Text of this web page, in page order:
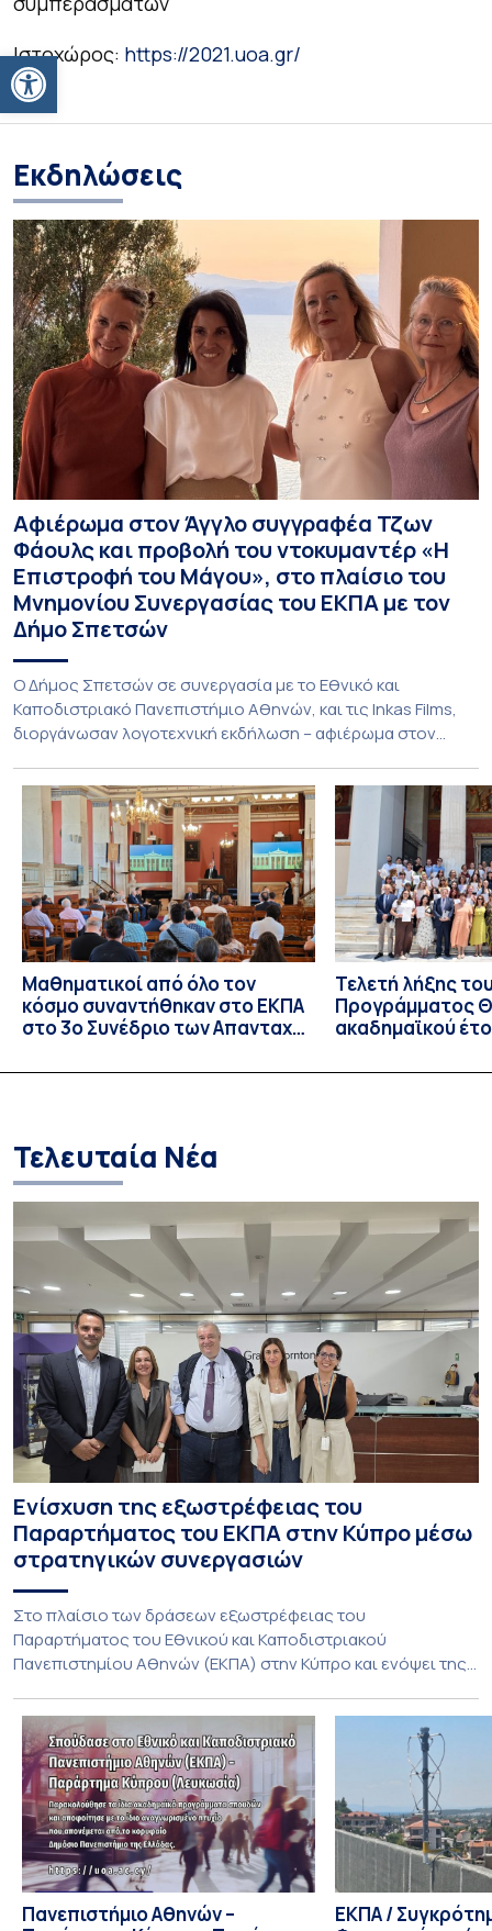
Ανοίξτε τη γραμμή εργαλείων
Ιστοχώρος: https://2021.uoa.gr/
Εκδηλώσεις
Αφιέρωμα στον Άγγλο συγγραφέα Τζων
Φάουλς και προβολή του ντοκυμαντέρ «Η
Επιστροφή του Μάγου», στο πλαίσιο του
Μνημονίου Συνεργασίας του ΕΚΠΑ με τον
Δήμο Σπετσών
Ο Δήμος Σπετσών σε συνεργασία με το Εθνικό και
Καποδιστριακό Πανεπιστήμιο Αθηνών, και τις Inkas Films,
διοργάνωσαν λογοτεχνική εκδήλωση – αφιέρωμα στον
20ού αιώνα, με την προβολή του ντοκυμαντέρ «Η
επιστροφή του Μάγου». Η εκδήλωση διοργανώθηκε στο
πλαίσιο της συνεργασίας του Δήμου Σπετσών και του
Εθνικού και Καποδιστριακού […]
Μαθηματικοί από όλο τον
κόσμο συναντήθηκαν στο ΕΚΠΑ
στο 3ο Συνέδριο των Απανταχού
Τελετή λήξης
Προγράμματος
ακαδημαϊκού
Σπουδών στους
Τελευταία Νέα
Ενίσχυση της εξωστρέφειας του
Παραρτήματος του ΕΚΠΑ στην Κύπρο μέσω
στρατηγικών συνεργασιών
Στο πλαίσιο των δράσεων εξωστρέφειας του
Παραρτήματος του Εθνικού και Καποδιστριακού
Πανεπιστημίου Αθηνών (ΕΚΠΑ) στην Κύπρο και ενόψει της
Τμήματος Οικονομικών Επιστημών και του Τμήματος
Διοίκησης Επιχειρήσεων και Οργανισμών τον Σεπτέμβριο
του 2026, ο Κοσμήτορας της Σχολής Οικονομικών και
Πολιτικών Επιστημών, Καθηγητής Νικόλαος Ηρειώτης, και ο
Πρόεδρος του Τμήματος […]
Πανεπιστήμιο Αθηνών –
ΕΚΠΑ /